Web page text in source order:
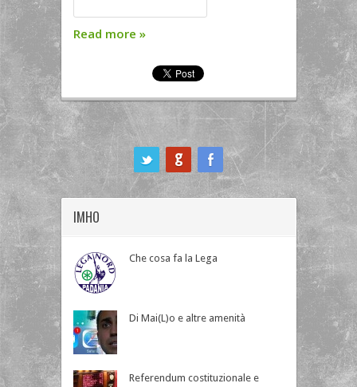
Read more »
IMHO
Che cosa fa la Lega
Di Mai(L)o e altre amenità
Referendum costituzionale e